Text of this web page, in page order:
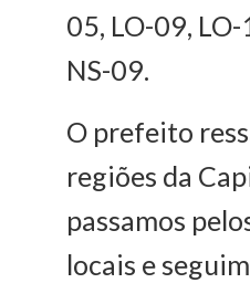
05, LO-09,
NS-09.
O prefeito
regiões da
passamos
locais e